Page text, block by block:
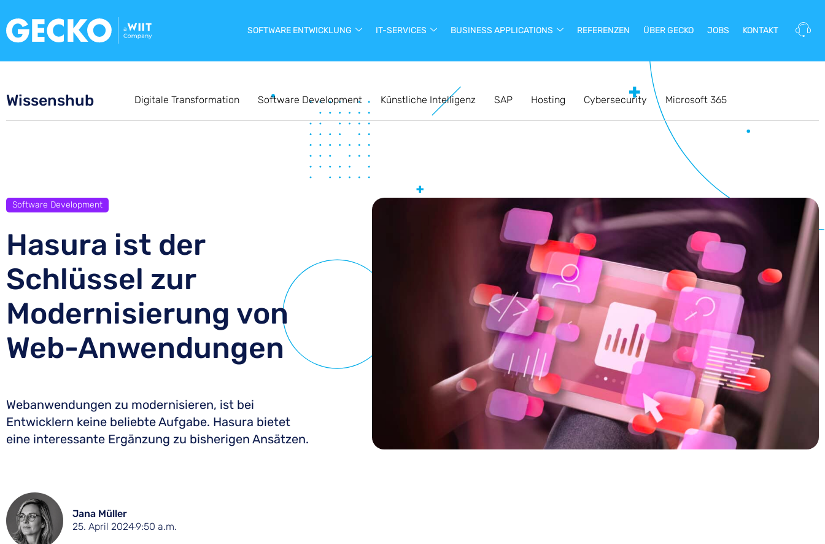
SOFTWARE ENTWICKLUNG IT-SERVICES BUSINESS APPLICATIONS REFERENZEN ÜBER GECKO JOBS KONTAKT
Wissenshub Digitale Transformation Software Development Künstliche Intelligenz SAP Hosting Cybersecurity Microsoft 365
Software Development
Hasura ist der
Schlüssel zur
Modernisierung von
Web-Anwendungen
Webanwendungen zu modernisieren, ist bei
Entwicklern keine beliebte Aufgabe. Hasura bietet
eine interessante Ergänzung zu bisherigen Ansätzen.
Jana Müller
25. April 20249:50 a.m.